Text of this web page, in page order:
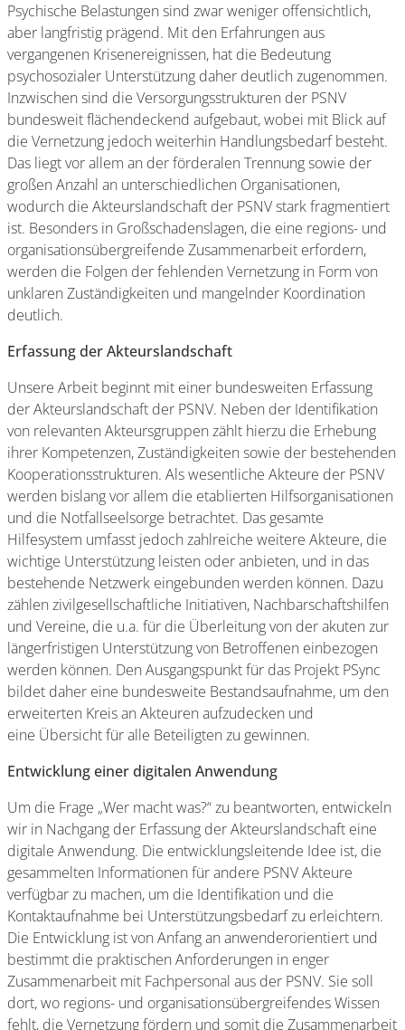
Psychische Belastungen sind zwar weniger offensichtlich,
aber langfristig prägend. Mit den Erfahrungen aus
vergangenen Krisenereignissen, hat die Bedeutung
psychosozialer Unterstützung daher deutlich zugenommen.
Inzwischen sind die Versorgungsstrukturen der PSNV
bundesweit flächendeckend aufgebaut, wobei mit Blick auf
die Vernetzung jedoch weiterhin Handlungsbedarf besteht.
Das liegt vor allem an der förderalen Trennung sowie der
großen Anzahl an unterschiedlichen Organisationen,
wodurch die Akteurslandschaft der PSNV stark fragmentiert
ist. Besonders in Großschadenslagen, die eine regions- und
organisationsübergreifende Zusammenarbeit erfordern,
werden die Folgen der fehlenden Vernetzung in Form von
unklaren Zuständigkeiten und mangelnder Koordination
deutlich.
Erfassung der Akteurslandschaft
Unsere Arbeit beginnt mit einer bundesweiten Erfassung
der Akteurslandschaft der PSNV. Neben der Identifikation
von relevanten Akteursgruppen zählt hierzu die Erhebung
ihrer Kompetenzen, Zuständigkeiten sowie der bestehenden
Kooperationsstrukturen. Als wesentliche Akteure der PSNV
werden bislang vor allem die etablierten Hilfsorganisationen
und die Notfallseelsorge betrachtet. Das gesamte
Hilfesystem umfasst jedoch zahlreiche weitere Akteure, die
wichtige Unterstützung leisten oder anbieten, und in das
bestehende Netzwerk eingebunden werden können. Dazu
zählen zivilgesellschaftliche Initiativen, Nachbarschaftshilfen
und Vereine, die u.a. für die Überleitung von der akuten zur
längerfristigen Unterstützung von Betroffenen einbezogen
werden können. Den Ausgangspunkt für das Projekt PSync
bildet daher eine bundesweite Bestandsaufnahme, um den
erweiterten Kreis an Akteuren aufzudecken und
eine Übersicht für alle Beteiligten zu gewinnen.
Entwicklung einer digitalen Anwendung
Um die Frage „Wer macht was?“ zu beantworten, entwickeln
wir in Nachgang der Erfassung der Akteurslandschaft eine
digitale Anwendung. Die entwicklungsleitende Idee ist, die
gesammelten Informationen für andere PSNV Akteure
verfügbar zu machen, um die Identifikation und die
Kontaktaufnahme bei Unterstützungsbedarf zu erleichtern.
Die Entwicklung ist von Anfang an anwenderorientiert und
bestimmt die praktischen Anforderungen in enger
Zusammenarbeit mit Fachpersonal aus der PSNV. Sie soll
dort, wo regions- und organisationsübergreifendes Wissen
fehlt, die Vernetzung fördern und somit die Zusammenarbeit